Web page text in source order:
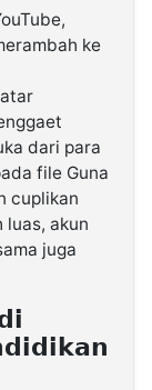
ke
dari para
file Guna
cuplikan
akun
juga